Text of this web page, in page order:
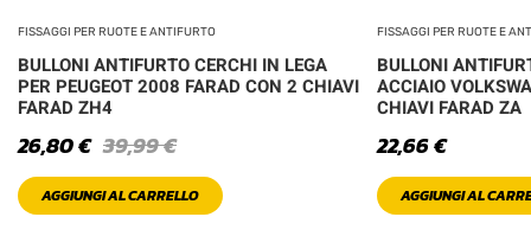
FISSAGGI PER RUOTE E ANTIFURTO
BULLONI ANTIFURTO CERCHI IN LEGA
PER PEUGEOT 2008 FARAD CON 2 CHIAVI
FARAD ZH4
39,99€
26,80€
AGGIUNGI AL CARRELLO
FISSAGGI PER RUOTE E
BULLONI
ACCIAIO
CHIAVI FARAD ZA
22,66€
AGGIUNGI AL